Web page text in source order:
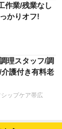
作業/残業なし
かりオフ!
理スタッフ/調
護付き有料老
ップケア帯広